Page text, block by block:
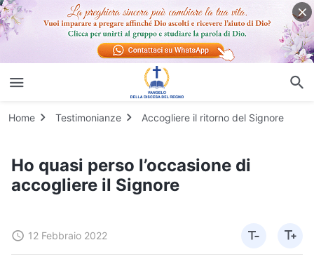
Home Testimonianze Accogliere il ritorno del Signore
Ho quasi perso l’occasione di
accogliere il Signore
12 Febbraio 2022